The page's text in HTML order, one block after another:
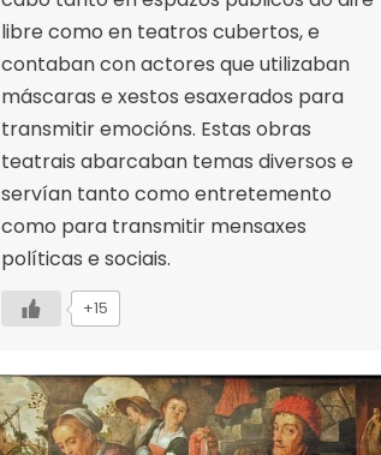
libre como en teatros cubertos, e
contaban con actores que utilizaban
máscaras e xestos esaxerados para
transmitir emocións. Estas obras
teatrais abarcaban temas diversos e
servían tanto como entretemento
como para transmitir mensaxes
políticas e sociais.
+15